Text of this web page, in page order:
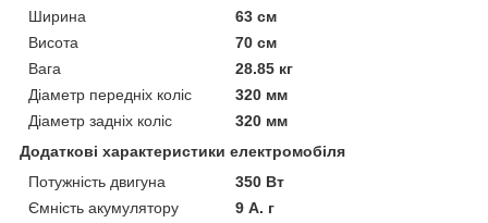
Ширина
63 см
Висота
70 см
Вага
28.85 кг
Діаметр передніх коліс
320 мм
Діаметр задніх коліс
320 мм
Додаткові характеристики електромобіля
Потужність двигуна
350 Вт
Ємність акумулятору
9 А. г